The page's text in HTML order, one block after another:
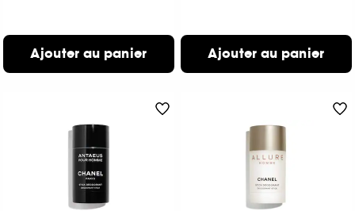
Ajouter au panier Ajouter au panier